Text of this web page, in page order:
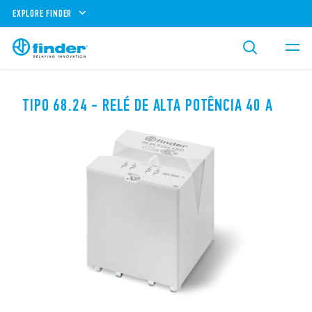
EXPLORE FINDER
TIPO 68.24 - RELÉ DE ALTA POTÊNCIA 40 A